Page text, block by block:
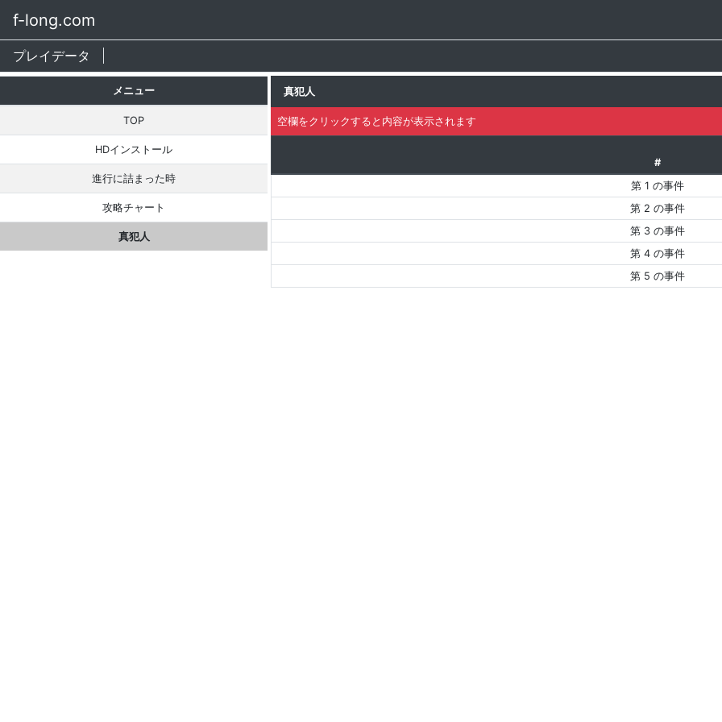
f-long.com
プレイデータ
メニュー
TOP
HDインストール
進行に詰まった時
攻略チャート
真犯人
真犯人
空欄をクリックすると内容が表示されます
#
第 1 の事件
第 2 の事件
第 3 の事件
第 4 の事件
第 5 の事件